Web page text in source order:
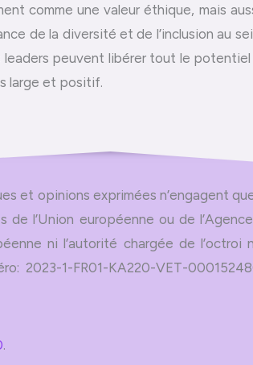
comme une valeur éthique, mais
de la diversité et de l’inclusion au
peuvent libérer tout le
large et positif.
et opinions exprimées n’engagent
l’Union européenne ou de
ni l’autorité chargée de
2023-1-FR01-KA220-VET-
.